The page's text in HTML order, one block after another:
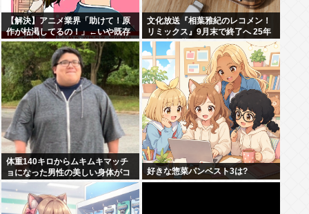
【解決】アニメ業界「助けて！原
作が枯渇してるの！」←いや既存
作品の2期やったら良いよね？
文化放送『相葉雅紀のレコメン！
リミックス』9月末で終了へ 25年
の歴史に幕
体重140キロからムキムキマッチ
ョになった男性の美しい身体がコ
チラ！！！
好きな惣菜パンベスト3は?